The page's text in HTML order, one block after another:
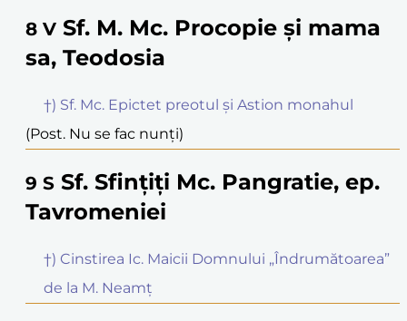
8 V Sf. M. Mc. Procopie și mama
sa, Teodosia
†) Sf. Mc. Epictet preotul și Astion monahul
(Post. Nu se fac nunți)
9 S Sf. Sfințiți Mc. Pangratie, ep.
Tavromeniei
†) Cinstirea Ic. Maicii Domnului „Îndrumătoarea”
de la M. Neamț